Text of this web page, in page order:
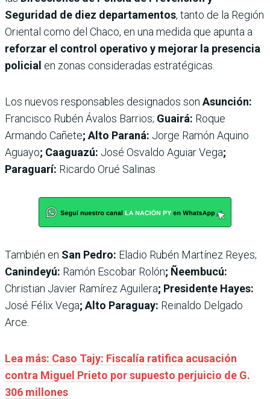
Seguridad de diez departamentos, tanto de la Región
Oriental como del Chaco, en una medida que apunta a
reforzar el control operativo y mejorar la presencia
policial en zonas consideradas estratégicas.
Los nuevos responsables designados son Asunción:
Francisco Rubén Ávalos Barrios; Guairá: Roque
Armando Cañete; Alto Paraná: Jorge Ramón Aquino
Aguayo; Caaguazú: José Osvaldo Aguiar Vega;
Paraguarí: Ricardo Orué Salinas.
También en San Pedro: Eladio Rubén Martínez Reyes;
Canindeyú: Ramón Escobar Rolón; Ñeembucú:
Christian Javier Ramírez Aguilera; Presidente Hayes:
José Félix Vega; Alto Paraguay: Reinaldo Delgado
Arce.
Lea más: Caso Tajy: Fiscalía ratifica acusación
contra Miguel Prieto por supuesto perjuicio de G.
306 millones